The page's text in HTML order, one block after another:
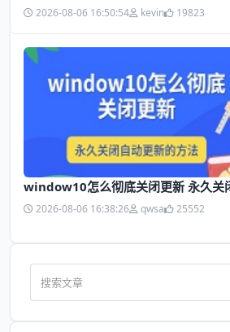
2026-08-06 16:50:54 kevin 19823
window10怎么彻底关闭更新 永久关
2026-08-06 16:38:26 qwsa 25552